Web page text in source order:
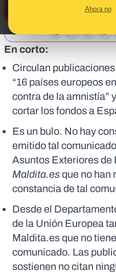
Ahora no
En corto:
Circulan
“16 países europeos
contra de la amnistía”
cortar los fondos a
Es un bulo. No hay
emitido tal
Asuntos Exteriores de
Maldita.esque no han
constancia de tal
Desde el
de la Unión Europea
Maldita.es que no
comunicado. Las
sostienen no citan